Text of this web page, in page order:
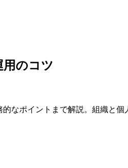
のコツ
ポイントまで解説。組織と個